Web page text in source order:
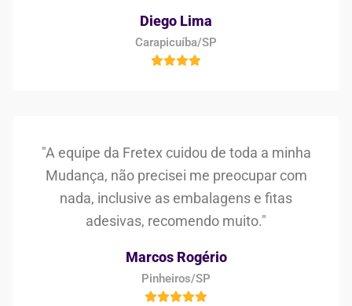
Diego Lima
Carapicuíba/SP
"A equipe da Fretex cuidou de toda a minha
Mudança, não precisei me preocupar com
nada, inclusive as embalagens e fitas
adesivas, recomendo muito."
Marcos Rogério
Pinheiros/SP